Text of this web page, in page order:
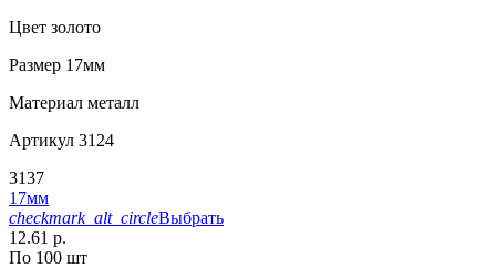
Цвет золото
Размер 17мм
Материал металл
Артикул 3124
3137
17мм
checkmark_alt_circleВыбрать
12.61 р.
По 100 шт